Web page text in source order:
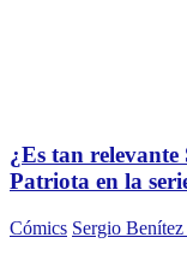
¿Es tan
Patriota en la
Cómics Sergio